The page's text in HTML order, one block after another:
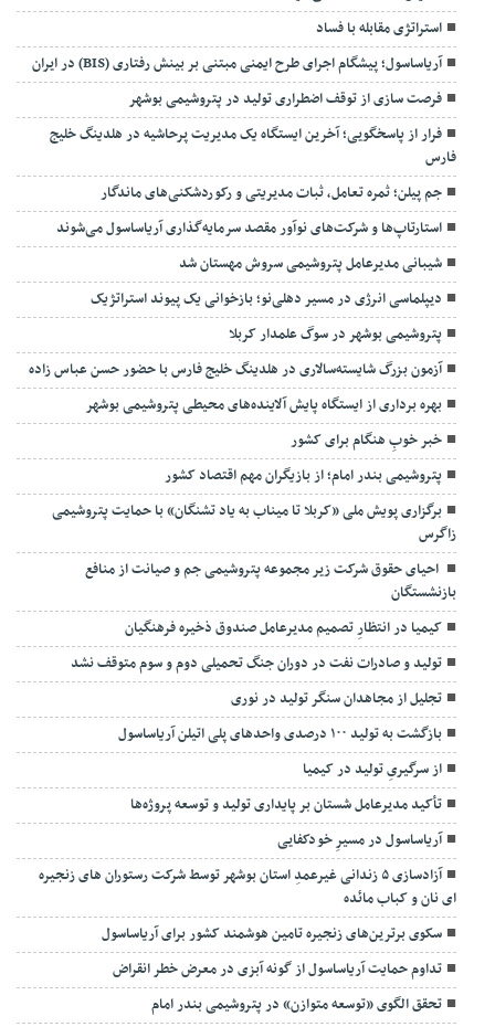
استراتژی مقابله با فساد
آریاساسول؛ پیشگام اجرای طرح ایمنی مبتنی بر بینش رفتاری (BIS) در ایران
فرصت سازی از توقف اضطراری تولید در پتروشیمی بوشهر
فرار از پاسخگویی؛ آخرین ایستگاه یک مدیریت پرحاشیه در هلدینگ خلیج
فارس
جم پیلن؛ ثمره تعامل، ثبات مدیریتی و رکوردشکنی‌های ماندگار
استارتاپ‌ها و شرکت‌های نوآور مقصد سرما‌یه‌گذاری آریاساسول می‌شوند
شیبانی مدیرعامل پتروشیمی سروش مهستان شد
دیپلماسی انرژی در مسیر دهلی‌نو؛ بازخوانی یک پیوند استراتژیک
پتروشیمی بوشهر در سوگ علمدار کربلا
آزمون بزرگ شایسته‌سالاری در هلدینگ خلیج فارس با حضور حسن عباس زاده
بهره برداری از ایستگاه پایش آلاینده‌های محیطی پتروشیمی بوشهر
خبر خوبِ هنگام برای کشور
پتروشیمی بندر امام؛ از بازیگران مهم اقتصاد کشور
برگزاری پویش ملی «کربلا تا میناب به یاد تشنگان» با حمایت پتروشیمی
زاگرس
احیای حقوق شرکت زیر مجموعه پتروشیمی جم و صیانت از منافع
بازنشستگان
کیمیا در انتظارِ تصمیم مدیرعامل صندوق ذخیره فرهنگیان
تولید و صادرات نفت در دوران جنگ تحمیلی دوم و سوم متوقف نشد
تجلیل از مجاهدان سنگر تولید در نوری
بازگشت به تولید ۱۰۰ درصدی واحدهای پلی اتیلن آریاساسول
از سرگیریِ تولید در کیمیا
تأکید مدیرعامل شستان بر پایداری تولید و توسعه پروژه‌ها
آریاساسول در مسیرِ خودکفایی
آزادسازی ۵ زندانی غیرعمدِ استان بوشهر توسط شرکت رستوران های زنجیره
ای نان و کباب مائده
سکوی برترین‌های زنجیره تامین هوشمند کشور برای آریاساسول
تداوم حمایت آریاساسول از گونه آبزی در معرض خطر انقراض
تحقق الگوی «توسعه متوازن» در پتروشیمی بندر امام